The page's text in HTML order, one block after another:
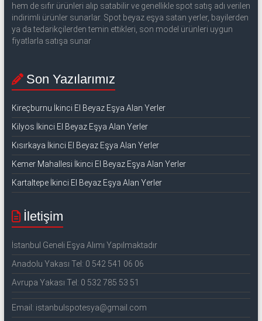
hem de sıfır ürünleri alıp satabilir ve genellikle spot satış adı verilen
indirimli ürünler sunarlar. Spot beyaz eşya satan yerler, bayilerden
ya da tedarikçilerden temin ettikleri, son model ürünleri uygun
fiyatlarla satışa sunar
Son Yazılarımız
Kireçburnu İkinci El Beyaz Eşya Alan Yerler
Kilyos İkinci El Beyaz Eşya Alan Yerler
Kısırkaya İkinci El Beyaz Eşya Alan Yerler
Kemer Mahallesi İkinci El Beyaz Eşya Alan Yerler
Kartaltepe İkinci El Beyaz Eşya Alan Yerler
İletişim
İstanbul Geneli Eşya Alımı Yapılmaktadır
Anadolu Yakası Tel: 0 542 541 06 06
Avrupa Yakası Tel: 0 532 785 53 51
Email: istanbulspotesya@gmail.com